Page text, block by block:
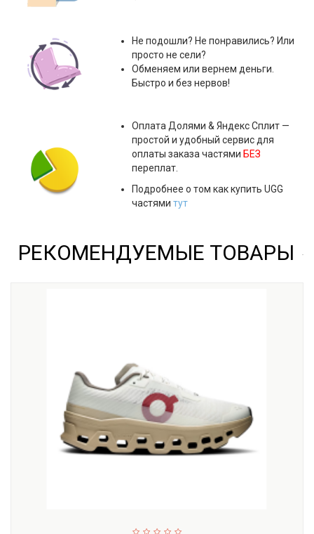
Не подошли? Не понравились? Или
просто не сели?
Обменяем или вернем деньги.
Быстро и без нервов!
ОплатаДолями & Яндекс Сплит —
простой и удобный сервис для
оплаты заказа частями БЕЗ
переплат.
Подробнее о том как купить UGG
частями тут
РЕКОМЕНДУЕМЫЕ ТОВАРЫ